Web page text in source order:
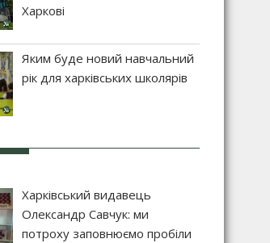
Харкові
Яким буде новий навчальний
рік для харківських школярів
Харківський видавець
Олександр Савчук: ми
потроху заповнюємо пробіли